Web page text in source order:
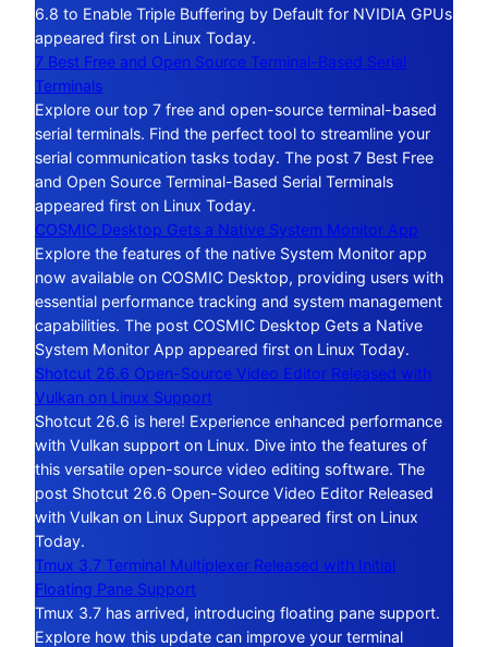
6.8 to Enable Triple Buffering by Default for NVIDIA GPUs
appeared first on Linux Today.
7 Best Free and Open Source Terminal-Based Serial
Terminals
Explore our top 7 free and open-source terminal-based
serial terminals. Find the perfect tool to streamline your
serial communication tasks today. The post 7 Best Free
and Open Source Terminal-Based Serial Terminals
appeared first on Linux Today.
COSMIC Desktop Gets a Native System Monitor App
Explore the features of the native System Monitor app
now available on COSMIC Desktop, providing users with
essential performance tracking and system management
capabilities. The post COSMIC Desktop Gets a Native
System Monitor App appeared first on Linux Today.
Shotcut 26.6 Open-Source Video Editor Released with
Vulkan on Linux Support
Shotcut 26.6 is here! Experience enhanced performance
with Vulkan support on Linux. Dive into the features of
this versatile open-source video editing software. The
post Shotcut 26.6 Open-Source Video Editor Released
with Vulkan on Linux Support appeared first on Linux
Today.
Tmux 3.7 Terminal Multiplexer Released with Initial
Floating Pane Support
Tmux 3.7 has arrived, introducing floating pane support.
Explore how this update can improve your terminal